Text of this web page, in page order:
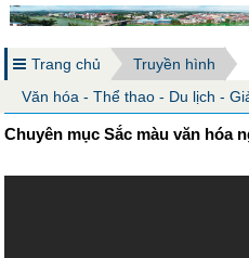
Trang chủ
Truyền hình
Văn hóa - Thể thao - Du lịch -
Chuyên mục Sắc màu văn hóa